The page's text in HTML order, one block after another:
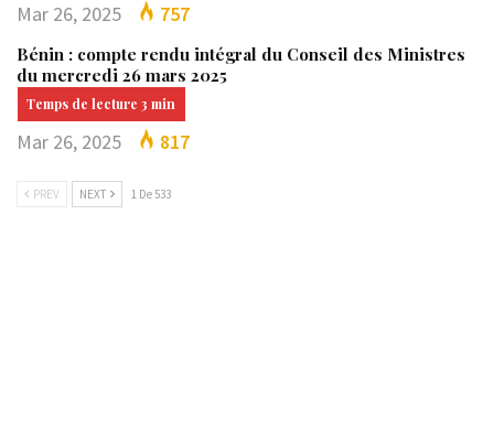
Mar 26, 2025 757
Bénin : compte rendu intégral du Conseil des Ministres
du mercredi 26 mars 2025
Mar 26, 2025 817
PREV NEXT 1 De 533